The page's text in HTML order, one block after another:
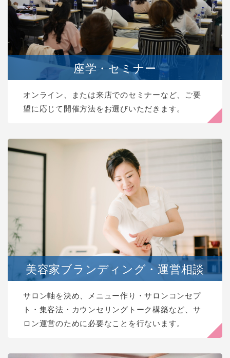
座学・セミナー
オンライン、または来店でのセミナーなど、ご要
望に応じて開催方法をお選びいただきます。
美容家ブランディング・運営相談
サロン軸を決め、メニュー作り・サロンコンセプ
ト・集客法・カウンセリングトーク構築など、サ
ロン運営のために必要なことを行ないます。